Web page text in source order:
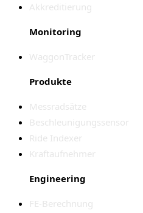
Akkreditierung
Monitoring
WaggonTracker
Produkte
Messradsätze
Beschleunigungssensor
Ride Indexer
Kraftaufnehmer
Engineering
FE-Berechnung